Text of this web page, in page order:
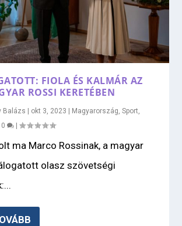
FIOLA ÉS KALMÁR AZ
ROSSI KERETÉBEN
Balázs okt 3, 2023 Magyarország,Sport,
0 |
ma Marco Rossinak, a magyar
olasz szövetségi